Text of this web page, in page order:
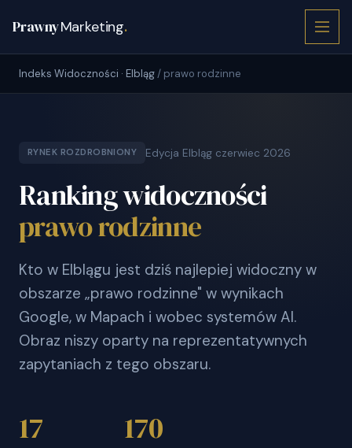
PrawnyMarketing.
Indeks Widoczności · Elbląg / prawo rodzinne
RYNEK ROZDROBNIONY Edycja Elbląg czerwiec 2026
Ranking widoczności
prawo rodzinne
Kto w Elblągu jest dziś najlepiej widoczny w
obszarze „prawo rodzinne" w wynikach
Google, w Mapach i wobec systemów AI.
Obraz niszy oparty na reprezentatywnych
zapytaniach z tego obszaru.
17 170